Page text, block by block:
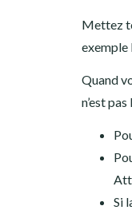
Mettez
exemple
Quand
n’est
Si